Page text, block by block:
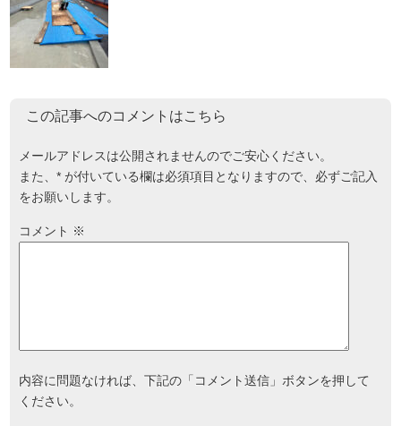
この記事へのコメントはこちら
メールアドレスは公開されませんのでご安心ください。
また、* が付いている欄は必須項目となりますので、必ずご記入
をお願いします。
コメント ※
内容に問題なければ、下記の「コメント送信」ボタンを押して
ください。